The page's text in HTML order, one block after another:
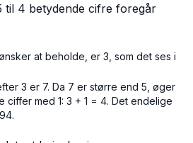
til 4 betydende cifre foregår
at beholde, er 3, som det ses i
3 er 7. Da 7 er større end 5, øger
ciffer med 1: 3 + 1 = 4. Det endelige